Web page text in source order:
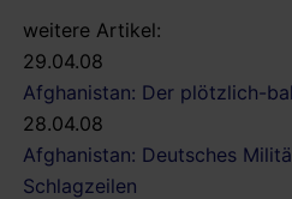
weitere Artikel:
29.04.08
Afghanistan: Der plötzlich-
28.04.08
Afghanistan: Deutsches
Schlagzeilen